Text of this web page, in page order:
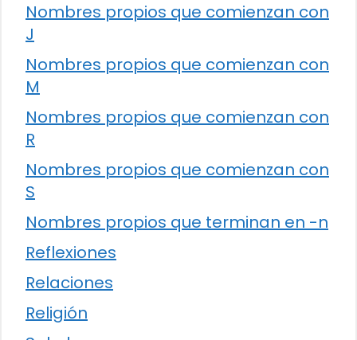
Nombres propios que comienzan con
J
Nombres propios que comienzan con
M
Nombres propios que comienzan con
R
Nombres propios que comienzan con
S
Nombres propios que terminan en -n
Reflexiones
Relaciones
Religión